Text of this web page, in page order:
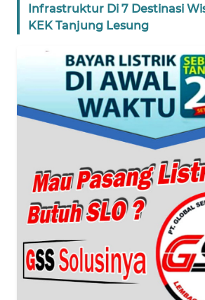
Infrastruktur Di 7 Destinasi
KEK Tanjung Lesung
WN
JAKARTA
WN
BANTEN
WN
NTT
WN
WN